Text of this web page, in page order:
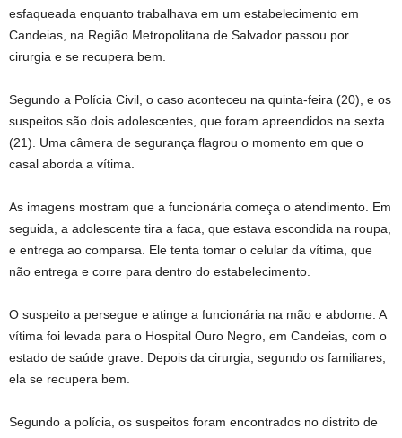
esfaqueada enquanto trabalhava em um estabelecimento em
Candeias, na Região Metropolitana de Salvador passou por
cirurgia e se recupera bem.
Segundo a Polícia Civil, o caso aconteceu na quinta-feira (20), e os
suspeitos são dois adolescentes, que foram apreendidos na sexta
(21). Uma câmera de segurança flagrou o momento em que o
casal aborda a vítima.
As imagens mostram que a funcionária começa o atendimento. Em
seguida, a adolescente tira a faca, que estava escondida na roupa,
e entrega ao comparsa. Ele tenta tomar o celular da vítima, que
não entrega e corre para dentro do estabelecimento.
O suspeito a persegue e atinge a funcionária na mão e abdome. A
vítima foi levada para o Hospital Ouro Negro, em Candeias, com o
estado de saúde grave. Depois da cirurgia, segundo os familiares,
ela se recupera bem.
Segundo a polícia, os suspeitos foram encontrados no distrito de